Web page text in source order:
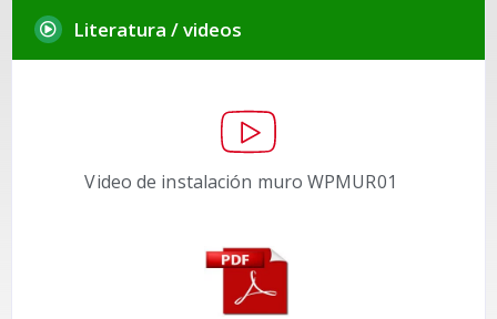
Literatura / videos
Video de instalación muro WPMUR01